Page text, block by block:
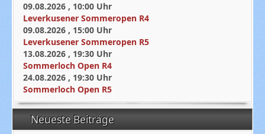
09.08.2026 , 10:00 Uhr
Leverkusener Sommeropen R4
09.08.2026 , 15:00 Uhr
Leverkusener Sommeropen R5
13.08.2026 , 19:30 Uhr
Sommerloch Open R4
24.08.2026 , 19:30 Uhr
Sommerloch Open R5
Neueste Beiträge